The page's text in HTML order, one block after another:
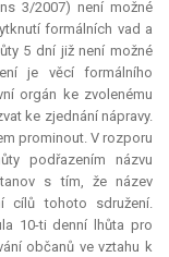
3/2007) není možné
formálních vad a
5 dní již není možné
je věcí formálního
orgán ke zvolenému
ke zjednání nápravy.
prominout. V rozporu
podřazením názvu
s tím, že název
cílů tohoto sdružení.
10-ti denní lhůta pro
občanů ve vztahu k